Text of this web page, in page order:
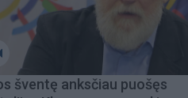
šventę anksčiau puošęs